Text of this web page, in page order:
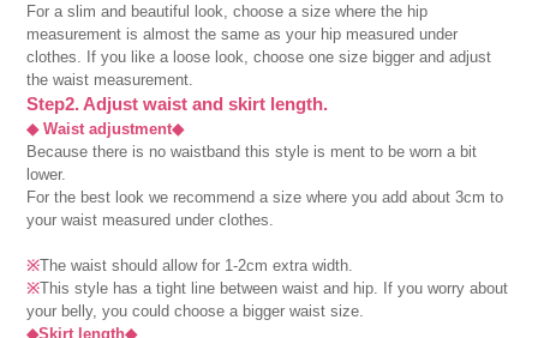
For a slim and beautiful look, choose a size where the hip
measurement is almost the same as your hip measured under
clothes. If you like a loose look, choose one size bigger and adjust
the waist measurement.
Step2. Adjust waist and skirt length.
◆ Waist adjustment◆
Because there is no waistband this style is ment to be worn a bit
lower.
For the best look we recommend a size where you add about 3cm to
your waist measured under clothes.
※The waist should allow for 1-2cm extra width.
※This style has a tight line between waist and hip. If you worry about
your belly, you could choose a bigger waist size.
◆Skirt length◆